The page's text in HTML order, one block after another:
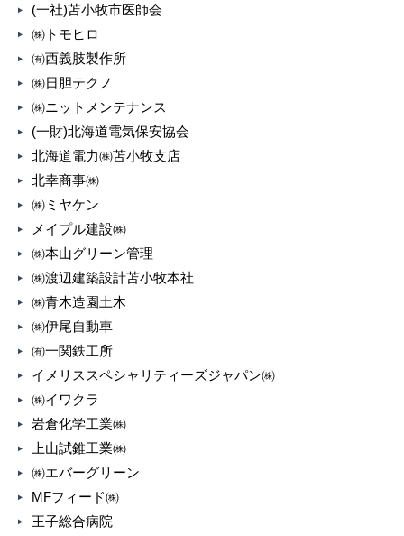
(一社)苫小牧市医師会
㈱トモヒロ
㈲西義肢製作所
㈱日胆テクノ
㈱ニットメンテナンス
(一財)北海道電気保安協会
北海道電力㈱苫小牧支店
北幸商事㈱
㈱ミヤケン
メイプル建設㈱
㈱本山グリーン管理
㈱渡辺建築設計苫小牧本社
㈱青木造園土木
㈱伊尾自動車
㈲一関鉄工所
イメリススペシャリティーズジャパン㈱
㈱イワクラ
岩倉化学工業㈱
上山試錐工業㈱
㈱エバーグリーン
MFフィード㈱
王子総合病院